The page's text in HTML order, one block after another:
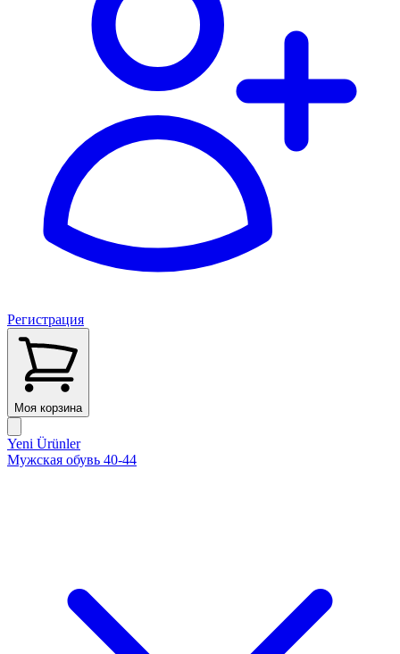
Регистрация
Моя корзина
Yeni Ürünler
Мужская обувь 40-44